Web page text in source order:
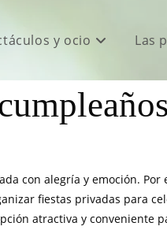
y ocio Las
con alegría y emoción. Por
fiestas privadas para
atractiva y conveniente